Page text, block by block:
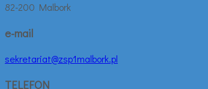
82-200 Malbork
e-mail
sekretariat@zsp1malbork.pl
TELEFON